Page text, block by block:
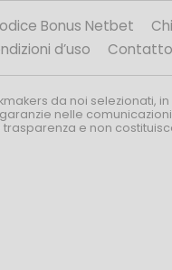
Bonus Netbet
d’uso Contatto
da noi selezionati,
nelle
e non